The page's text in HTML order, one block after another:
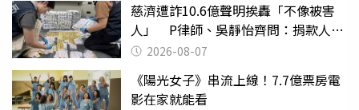
慈濟遭詐10.6億聲明挨轟「不像被害
人」 P律師、吳靜怡齊問：捐款人有
權知道真相
2026-08-07
《陽光女子》串流上線！7.7億票房電
影在家就能看